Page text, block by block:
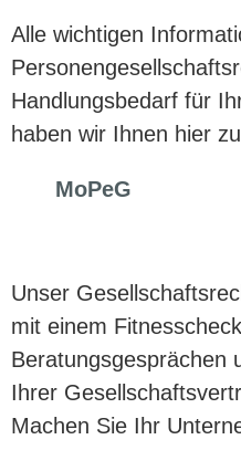
Alle wichtigen
Handlungsbedarf für
haben wir Ihnen hier
MoPeG
Unser
mit einem
Beratungsgesprächen
Ihrer
Machen Sie Ihr